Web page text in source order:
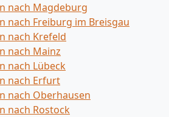
nach Magdeburg
nach Freiburg im Breisgau
nach Krefeld
nach Mainz
nach Lübeck
nach Erfurt
nach Oberhausen
nach Rostock